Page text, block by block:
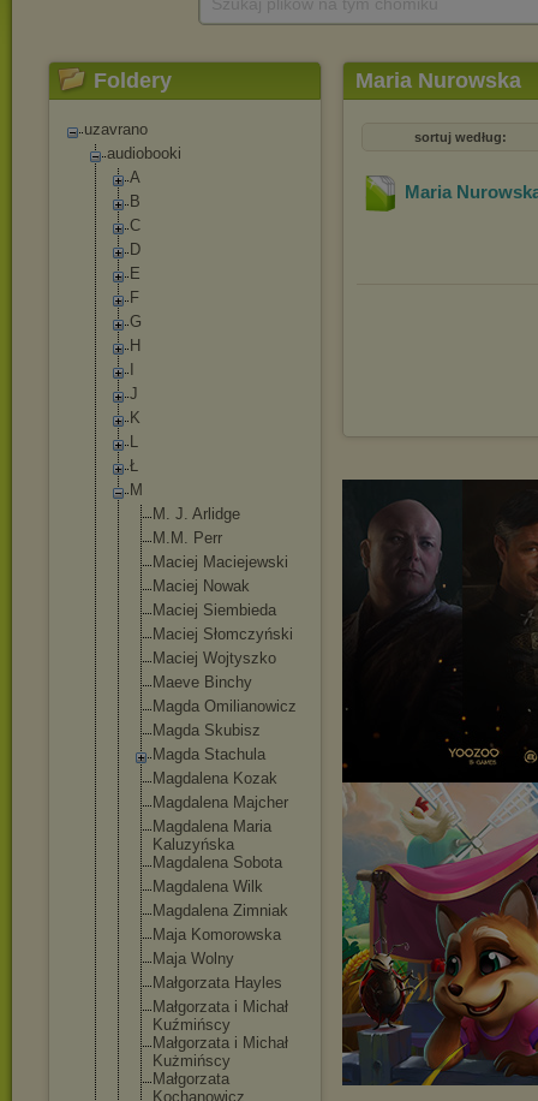
Foldery
uzavrano
audiobooki
A
B
C
D
E
F
G
H
J
K
L
Ł
M
M. J. Arlidge
M.M. Perr
Maciej Maciejewski
Maciej Nowak
Maciej Siembieda
Maciej Słomczyński
Maciej Wojtyszko
Maeve Binchy
Magda Omilianowicz
Magda Skubisz
Magda Stachula
Magdalena Kozak
Magdalena Majcher
Magdalena Maria
Kaluzyńska
Magdalena Sobota
Magdalena Wilk
Magdalena Zimniak
Maja Komorowska
Maja Wolny
Małgorzata Hayles
Małgorzata i Michał
Kuźmińscy
Małgorzata i Michał
Kużmińscy
Małgorzata
Kochanowicz
Maria Nurowska
sortuj według:
Maria